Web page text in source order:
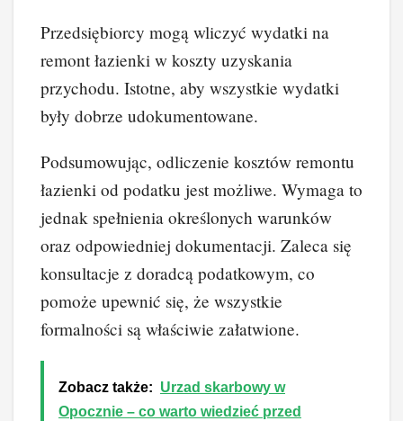
Przedsiębiorcy mogą wliczyć wydatki na
remont łazienki w koszty uzyskania
przychodu. Istotne, aby wszystkie wydatki
były dobrze udokumentowane.
Podsumowując, odliczenie kosztów remontu
łazienki od podatku jest możliwe. Wymaga to
jednak spełnienia określonych warunków
oraz odpowiedniej dokumentacji. Zaleca się
konsultacje z doradcą podatkowym, co
pomoże upewnić się, że wszystkie
formalności są właściwie załatwione.
Zobacz także: Urzad skarbowy w
Opocznie – co warto wiedzieć przed